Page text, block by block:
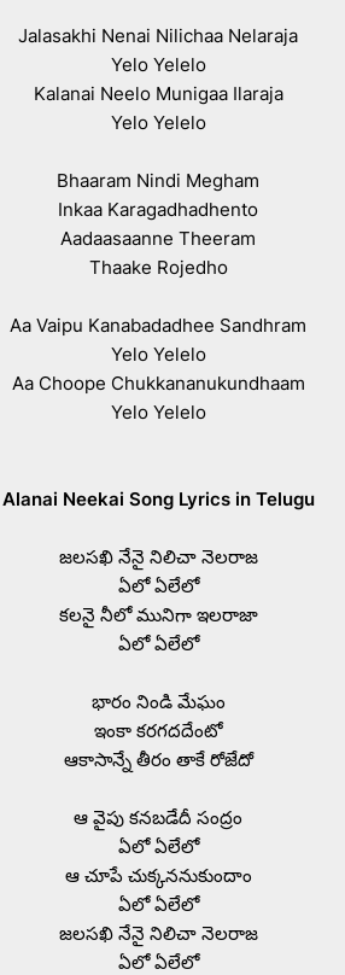
Jalasakhi Nenai Nilichaa Nelaraja
Yelo Yelelo
Kalanai Neelo Munigaa Ilaraja
Yelo Yelelo
Bhaaram Nindi Megham
Inkaa Karagadhadhento
Aadaasaanne Theeram
Thaake Rojedho
Aa Vaipu Kanabadadhee Sandhram
Yelo Yelelo
Aa Choope Chukkananukundhaam
Yelo Yelelo
Alanai Neekai Song Lyrics in Telugu
జలసఖి నేనై నిలిచా నెలరాజ
ఏలో ఏలేలో
కలనై నీలో మునిగా ఇలరాజా
ఏలో ఏలేలో
భారం నిండి మేఘం
ఇంకా కరగదదేంటో
ఆకాసాన్నే తీరం తాకే రోజేదో
ఆ వైపు కనబడేదీ సంద్రం
ఏలో ఏలేలో
ఆ చూపే చుక్కననుకుందాం
ఏలో ఏలేలో
జలసఖి నేనై నిలిచా నెలరాజ
ఏలో ఏలేలో